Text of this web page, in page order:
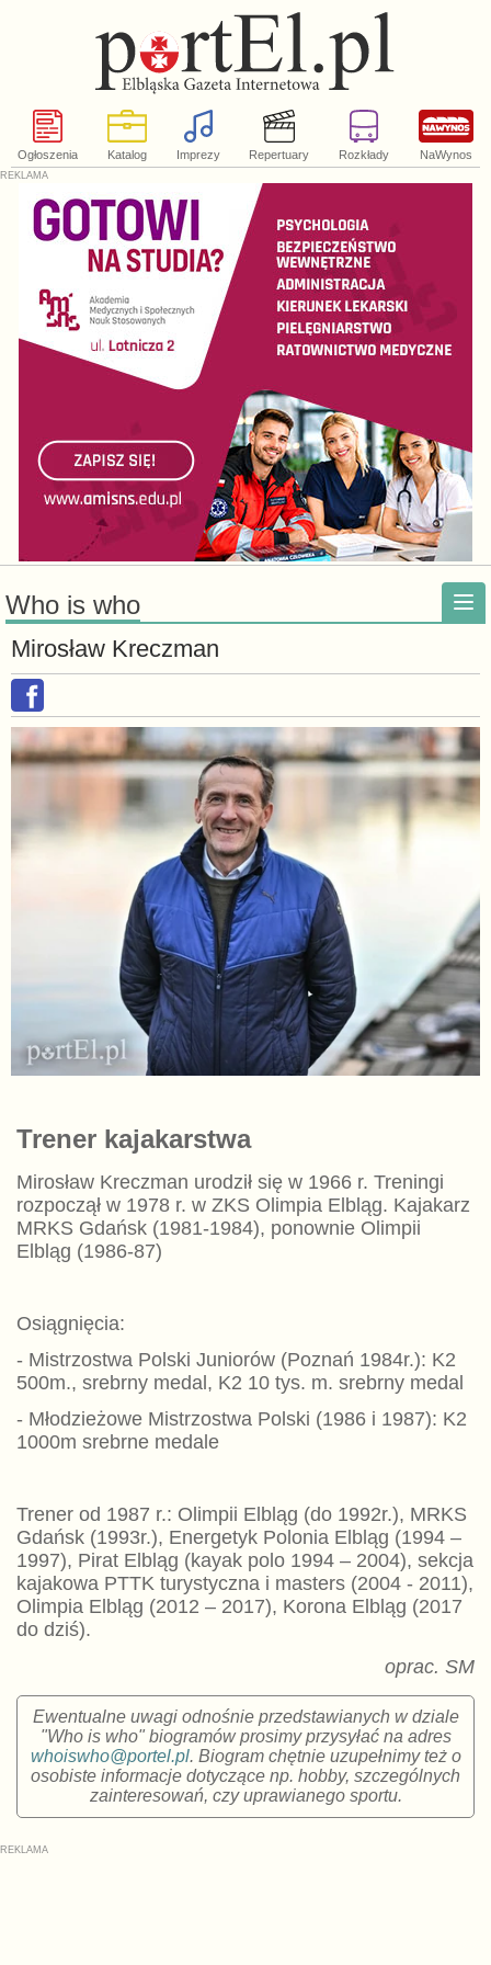
Ogłoszenia Katalog Imprezy Repertuary Rozkłady NaWynos
Who is who
Mirosław Kreczman
Trener kajakarstwa
Mirosław Kreczman urodził się w 1966 r. Treningi
rozpoczął w 1978 r. w ZKS Olimpia Elbląg. Kajakarz
MRKS Gdańsk (1981-1984), ponownie Olimpii
Elbląg (1986-87)
Osiągnięcia:
- Mistrzostwa Polski Juniorów (Poznań 1984r.): K2
500m., srebrny medal, K2 10 tys. m. srebrny medal
- Młodzieżowe Mistrzostwa Polski (1986 i 1987): K2
1000m srebrne medale
Trener od 1987 r.: Olimpii Elbląg (do 1992r.), MRKS
Gdańsk (1993r.), Energetyk Polonia Elbląg (1994 –
1997), Pirat Elbląg (kayak polo 1994 – 2004), sekcja
kajakowa PTTK turystyczna i masters (2004 - 2011),
Olimpia Elbląg (2012 – 2017), Korona Elbląg (2017
do dziś).
oprac. SM
Ewentualne uwagi odnośnie przedstawianych w dziale
"Who is who" biogramów prosimy przysyłać na adres
whoiswho@portel.pl. Biogram chętnie uzupełnimy też o
osobiste informacje dotyczące np. hobby, szczególnych
zainteresowań, czy uprawianego sportu.